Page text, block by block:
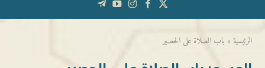
الرئيسية » باب الصلاة على الحصير